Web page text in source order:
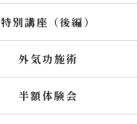
特別講座（後編）
外気功施術
半額体験会